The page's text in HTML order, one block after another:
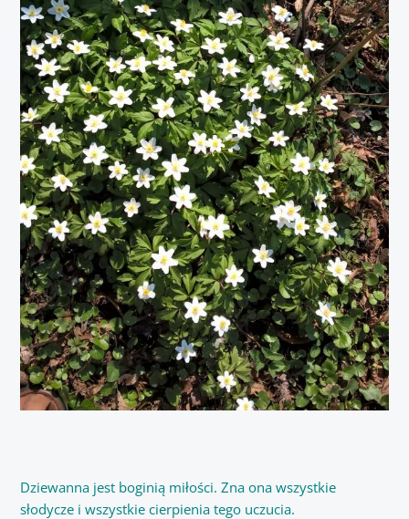
Dziewanna jestboginią miłości. Zna ona wszystkie
słodycze i wszystkie cierpienia tego uczucia.